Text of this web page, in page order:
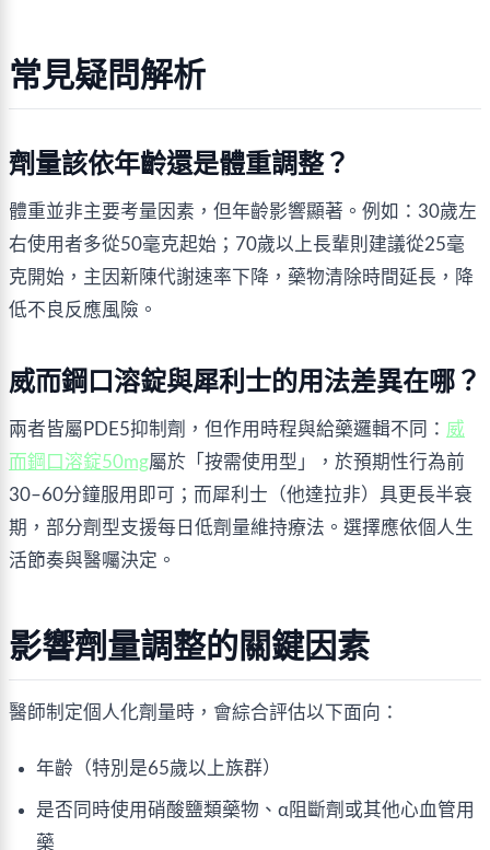
常見疑問解析
劑量該依年齡還是體重調整？
體重並非主要考量因素，但年齡影響顯著。例如：30歲左
右使用者多從50毫克起始；70歲以上長輩則建議從25毫
克開始，主因新陳代謝速率下降，藥物清除時間延長，降
低不良反應風險。
威而鋼口溶錠與犀利士的用法差異在哪？
兩者皆屬PDE5抑制劑，但作用時程與給藥邏輯不同： 威
而鋼口溶錠50mg屬於「按需使用型」，於預期性行為前
30–60分鐘服用即可；而犀利士（他達拉非）具更長半衰
期，部分劑型支援每日低劑量維持療法。選擇應依個人生
活節奏與醫囑決定。
影響劑量調整的關鍵因素
醫師制定個人化劑量時，會綜合評估以下面向：
年齡（特別是65歲以上族群）
是否同時使用硝酸鹽類藥物、α阻斷劑或其他心血管用
藥